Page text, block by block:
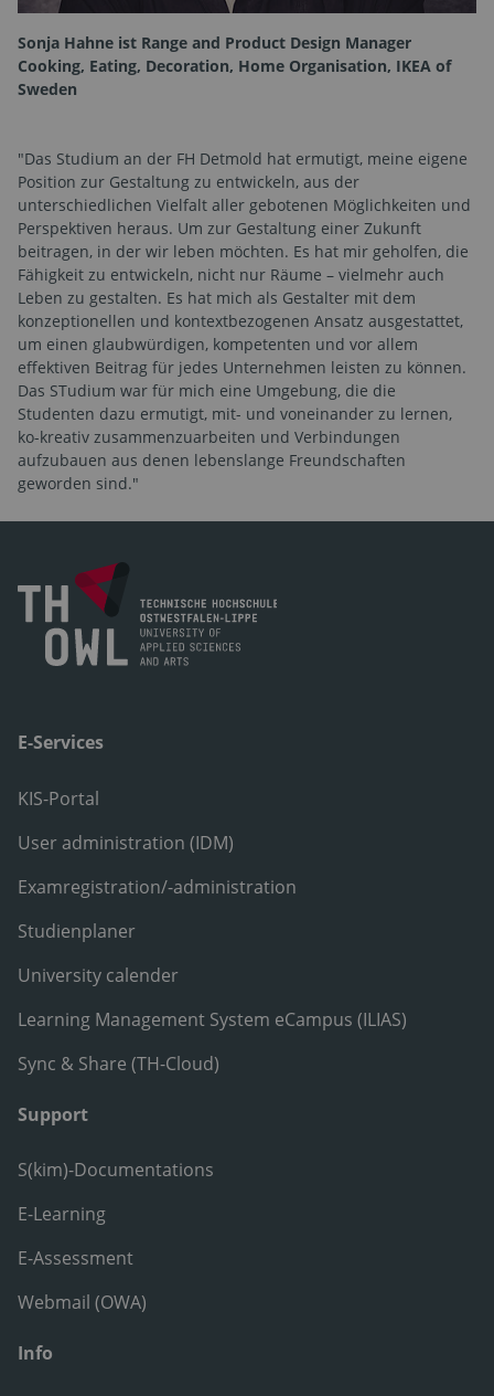
Sonja Hahne ist Range and Product Design Manager
Cooking, Eating, Decoration, Home Organisation, IKEA of
Sweden
"Das Studium an der FH Detmold hat ermutigt, meine eigene
Position zur Gestaltung zu entwickeln, aus der
unterschiedlichen Vielfalt aller gebotenen Möglichkeiten und
Perspektiven heraus. Um zur Gestaltung einer Zukunft
beitragen, in der wir leben möchten. Es hat mir geholfen, die
Fähigkeit zu entwickeln, nicht nur Räume – vielmehr auch
Leben zu gestalten. Es hat mich als Gestalter mit dem
konzeptionellen und kontextbezogenen Ansatz ausgestattet,
um einen glaubwürdigen, kompetenten und vor allem
effektiven Beitrag für jedes Unternehmen leisten zu können.
Das STudium war für mich eine Umgebung, die die
Studenten dazu ermutigt, mit- und voneinander zu lernen,
ko-kreativ zusammenzuarbeiten und Verbindungen
aufzubauen aus denen lebenslange Freundschaften
geworden sind."
E-Services
KIS-Portal
User administration (IDM)
Examregistration/-administration
Studienplaner
University calender
Learning Management System eCampus (ILIAS)
Sync & Share (TH-Cloud)
Support
S(kim)-Documentations
E-Learning
E-Assessment
Webmail (OWA)
Info